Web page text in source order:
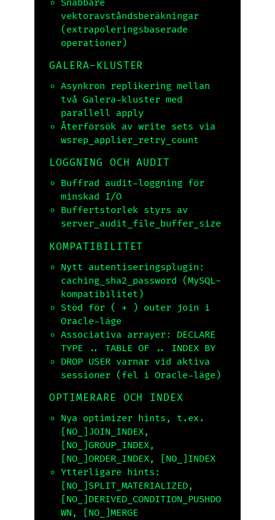
Snabbare
vektoravståndsberäkningar
(extrapoleringsbaserade
operationer)
GALERA-KLUSTER
Asynkron replikering mellan
två Galera-kluster med
parallell apply
Återförsök av write sets via
wsrep_applier_retry_count
LOGGNING OCH AUDIT
Buffrad audit-loggning för
minskad I/O
Buffertstorlek styrs av
server_audit_file_buffer_size
KOMPATIBILITET
Nytt autentiseringsplugin:
caching_sha2_password (MySQL-
kompatibilitet)
Stöd för ( + ) outer join i
Oracle-läge
Associativa arrayer: DECLARE
TYPE .. TABLE OF .. INDEX BY
DROP USER varnar vid aktiva
sessioner (fel i Oracle-läge)
OPTIMERARE OCH INDEX
Nya optimizer hints, t.ex.
[NO_]JOIN_INDEX,
[NO_]GROUP_INDEX,
[NO_]ORDER_INDEX,
[NO_]INDEX
Ytterligare hints:
[NO_]SPLIT_MATERIALIZED,
[NO_]DERIVED_CONDITION_PUSHDO
WN ,
[NO_]MERGE